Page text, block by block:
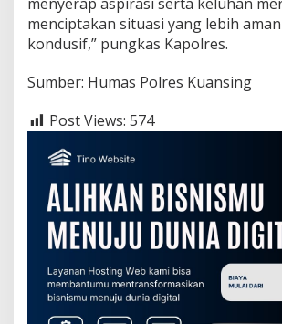
menyerap aspirasi serta keluhan
menciptakan situasi yang lebih
kondusif,” pungkas Kapolres.
Sumber: Humas Polres Kuansing
Post Views: 574